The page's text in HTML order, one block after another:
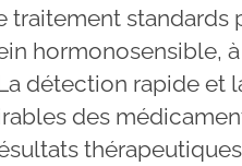
traitement standards
hormonosensible,
détection rapide et
des